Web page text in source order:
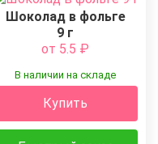
Шоколад в фольге
9 г
от 5.5 ₽
В наличии на складе
Купить